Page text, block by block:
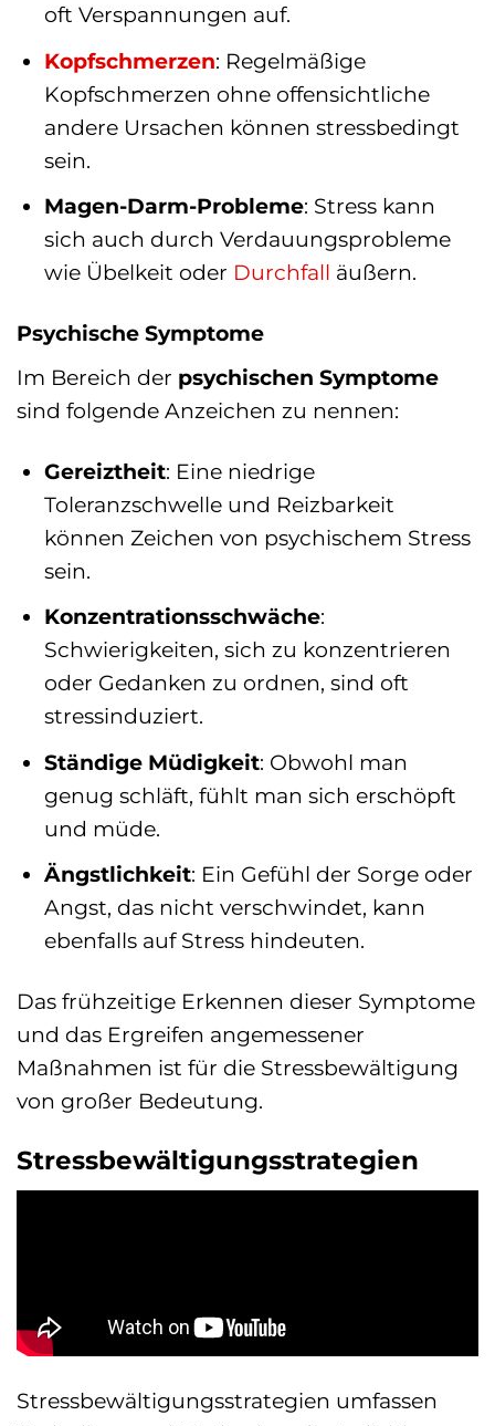
oft Verspannungen auf.
Kopfschmerzen: Regelmäßige
Kopfschmerzen ohne offensichtliche
andere Ursachen können stressbedingt
sein.
Magen-Darm-Probleme: Stress kann
sich auch durch Verdauungsprobleme
wie Übelkeit oder Durchfall äußern.
Psychische Symptome
Im Bereich der psychischen Symptome
sind folgende Anzeichen zu nennen:
Gereiztheit: Eine niedrige
Toleranzschwelle und Reizbarkeit
können Zeichen von psychischem Stress
sein.
Konzentrationsschwäche:
Schwierigkeiten, sich zu konzentrieren
oder Gedanken zu ordnen, sind oft
stressinduziert.
Ständige Müdigkeit: Obwohl man
genug schläft, fühlt man sich erschöpft
und müde.
Ängstlichkeit: Ein Gefühl der Sorge oder
Angst, das nicht verschwindet, kann
ebenfalls auf Stress hindeuten.
Das frühzeitige Erkennen dieser Symptome
und das Ergreifen angemessener
Maßnahmen ist für die Stressbewältigung
von großer Bedeutung.
Stressbewältigungsstrategien
Stressbewältigungsstrategien umfassen